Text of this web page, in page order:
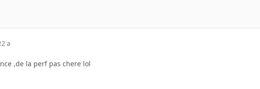
a
,de la perf pas chere lol